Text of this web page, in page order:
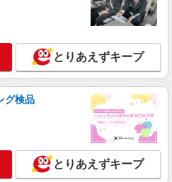
ショップの携帯販売スタッフ
円 〜 350,000円 固定残業代:
円（11時間相当） ＊基本給
える場合は10,000円（5時間相
320,000円を超える場合は5,000円（2
給。時間外手当は時間外労働の有無
、固定残業代として支給し、相当時
期間あり 3ヶ月 ※経験・能力による
月給 265000 円 〜 350000 円
ンク佐倉店 千葉県 佐倉市 寺崎北4
詳細を見る
とりあえずキープ
グ検品
とりあえずキープ